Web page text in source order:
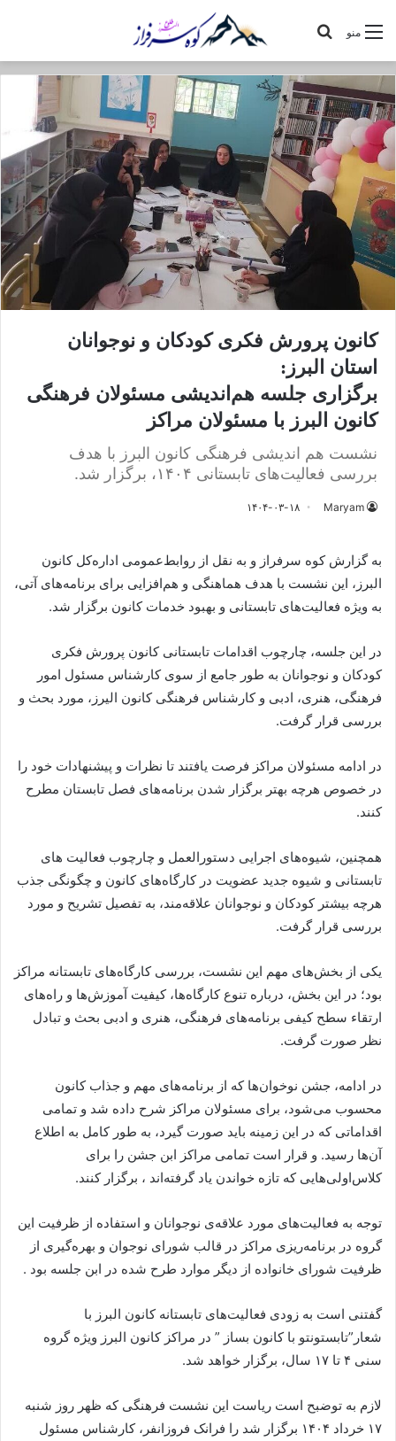
منو
کانون پرورش فکری کودکان و نوجوانان
استان البرز:
برگزاری جلسه هم‌اندیشی مسئولان فرهنگی
کانون البرز با مسئولان مراکز
نشست هم اندیشی فرهنگی کانون البرز با هدف
بررسی فعالیت‌های تابستانی ۱۴۰۴، برگزار شد.
Maryam ۱۴۰۴-۰۳-۱۸
به گزارش کوه سرفراز و به نقل از روابط‌عمومی اداره‌کل کانون
البرز، این نشست با هدف هماهنگی و هم‌افزایی برای برنامه‌های آتی،
به ویژه فعالیت‌های تابستانی و بهبود خدمات کانون برگزار شد.
در این جلسه، چارچوب اقدامات تابستانی کانون پرورش فکری
کودکان و نوجوانان به طور جامع از سوی کارشناس مسئول امور
فرهنگی، هنری، ادبی و کارشناس فرهنگی کانون الیرز، مورد بحث و
بررسی قرار گرفت.
در ادامه مسئولان مراکز فرصت یافتند تا نظرات و پیشنهادات خود را
در خصوص هرچه بهتر برگزار شدن برنامه‌های فصل تابستان مطرح
کنند.
همچنین، شیوه‌های اجرایی دستورالعمل و چارچوب فعالیت های
تابستانی و شیوه جدید عضویت در کارگاه‌های کانون و چگونگی جذب
هرچه بیشتر کودکان و نوجوانان علاقه‌مند، به تفصیل تشریح و مورد
بررسی قرار گرفت.
یکی از بخش‌های مهم این نشست، بررسی کارگاه‌های تابستانه مراکز
بود؛ در این بخش، درباره تنوع کارگاه‌ها، کیفیت آموزش‌ها و راه‌های
ارتقاء سطح کیفی برنامه‌های فرهنگی، هنری و ادبی بحث و تبادل
نظر صورت گرفت.
در ادامه، جشن نوخوان‌ها که از برنامه‌های مهم و جذاب کانون
محسوب می‌شود، برای مسئولان مراکز شرح داده شد و تمامی
اقداماتی که در این زمینه باید صورت گیرد، به طور کامل به اطلاع
آن‌ها رسید. و قرار است تمامی مراکز ابن جشن را برای
کلاس‌اولی‌هایی که تازه خواندن یاد گرفته‌اند ، برگزار کنند.
توجه به فعالیت‌های مورد علاقه‌ی نوجوانان و استفاده از ظرفیت این
گروه در برنامه‌ریزی مراکز در قالب شورای نوجوان و بهره‌گیری از
ظرفیت شورای خانواده از دیگر موارد طرح شده در ابن جلسه بود .
گفتنی است به زودی فعالیت‌های تابستانه کانون البرز با
شعار”تابستونتو با کانون بساز ” در مراکز کانون البرز ویژه گروه
سنی ۴ تا ۱۷ سال، برگزار خواهد شد.
لازم به توضبح است ریاست این نشست فرهنگی که ظهر روز شنبه
۱۷ خرداد ۱۴۰۴ برگزار شد را فرانک فروزانفر، کارشناس مسئول